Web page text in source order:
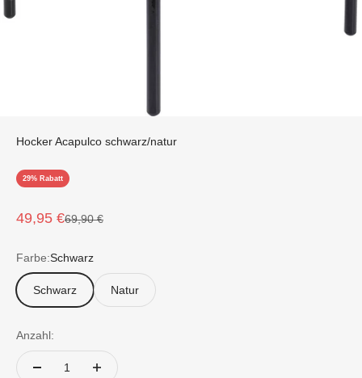
Hocker Acapulco schwarz/natur
29% Rabatt
Angebot
49,95 €Regulärer Preis
69,90 €
Farbe:Schwarz
Schwarz Natur
Anzahl: